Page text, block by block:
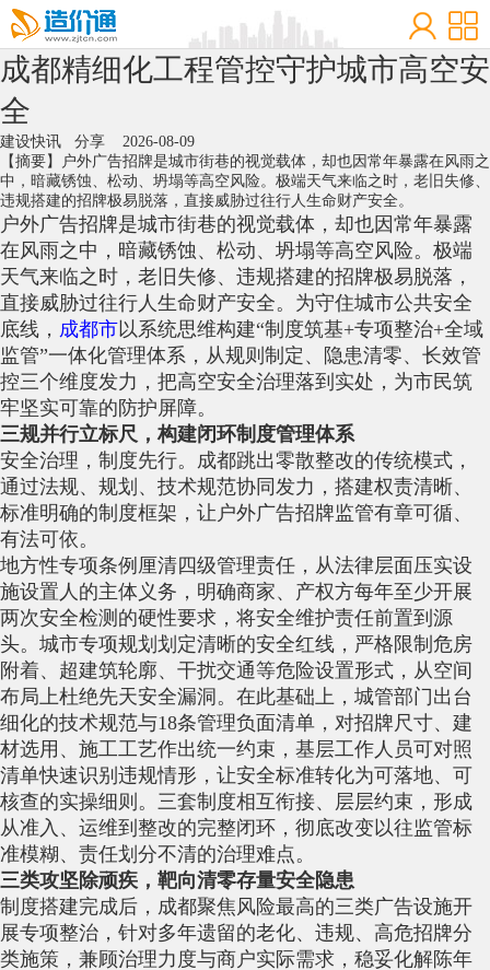
成都精细化工程管控守护城市高空安
全
建设快讯 分享 2026-08-09
【摘要】户外广告招牌是城市街巷的视觉载体，却也因常年暴露在风雨之
中，暗藏锈蚀、松动、坍塌等高空风险。极端天气来临之时，老旧失修、
违规搭建的招牌极易脱落，直接威胁过往行人生命财产安全。
户外广告招牌是城市街巷的视觉载体，却也因常年暴露
在风雨之中，暗藏锈蚀、松动、坍塌等高空风险。极端
天气来临之时，老旧失修、违规搭建的招牌极易脱落，
直接威胁过往行人生命财产安全。为守住城市公共安全
底线， 成都市以系统思维构建“制度筑基+专项整治+全域
监管”一体化管理体系，从规则制定、隐患清零、长效管
控三个维度发力，把高空安全治理落到实处，为市民筑
牢坚实可靠的防护屏障。
三规并行立标尺，构建闭环制度管理体系
安全治理，制度先行。成都跳出零散整改的传统模式，
通过法规、规划、技术规范协同发力，搭建权责清晰、
标准明确的制度框架，让户外广告招牌监管有章可循、
有法可依。
地方性专项条例厘清四级管理责任，从法律层面压实设
施设置人的主体义务，明确商家、产权方每年至少开展
两次安全检测的硬性要求，将安全维护责任前置到源
头。城市专项规划划定清晰的安全红线，严格限制危房
附着、超建筑轮廓、干扰交通等危险设置形式，从空间
布局上杜绝先天安全漏洞。在此基础上，城管部门出台
细化的技术规范与18条管理负面清单，对招牌尺寸、建
材选用、施工工艺作出统一约束，基层工作人员可对照
清单快速识别违规情形，让安全标准转化为可落地、可
核查的实操细则。三套制度相互衔接、层层约束，形成
从准入、运维到整改的完整闭环，彻底改变以往监管标
准模糊、责任划分不清的治理难点。
三类攻坚除顽疾，靶向清零存量安全隐患
制度搭建完成后，成都聚焦风险最高的三类广告设施开
展专项整治，针对多年遗留的老化、违规、高危招牌分
类施策，兼顾治理力度与商户实际需求，稳妥化解陈年